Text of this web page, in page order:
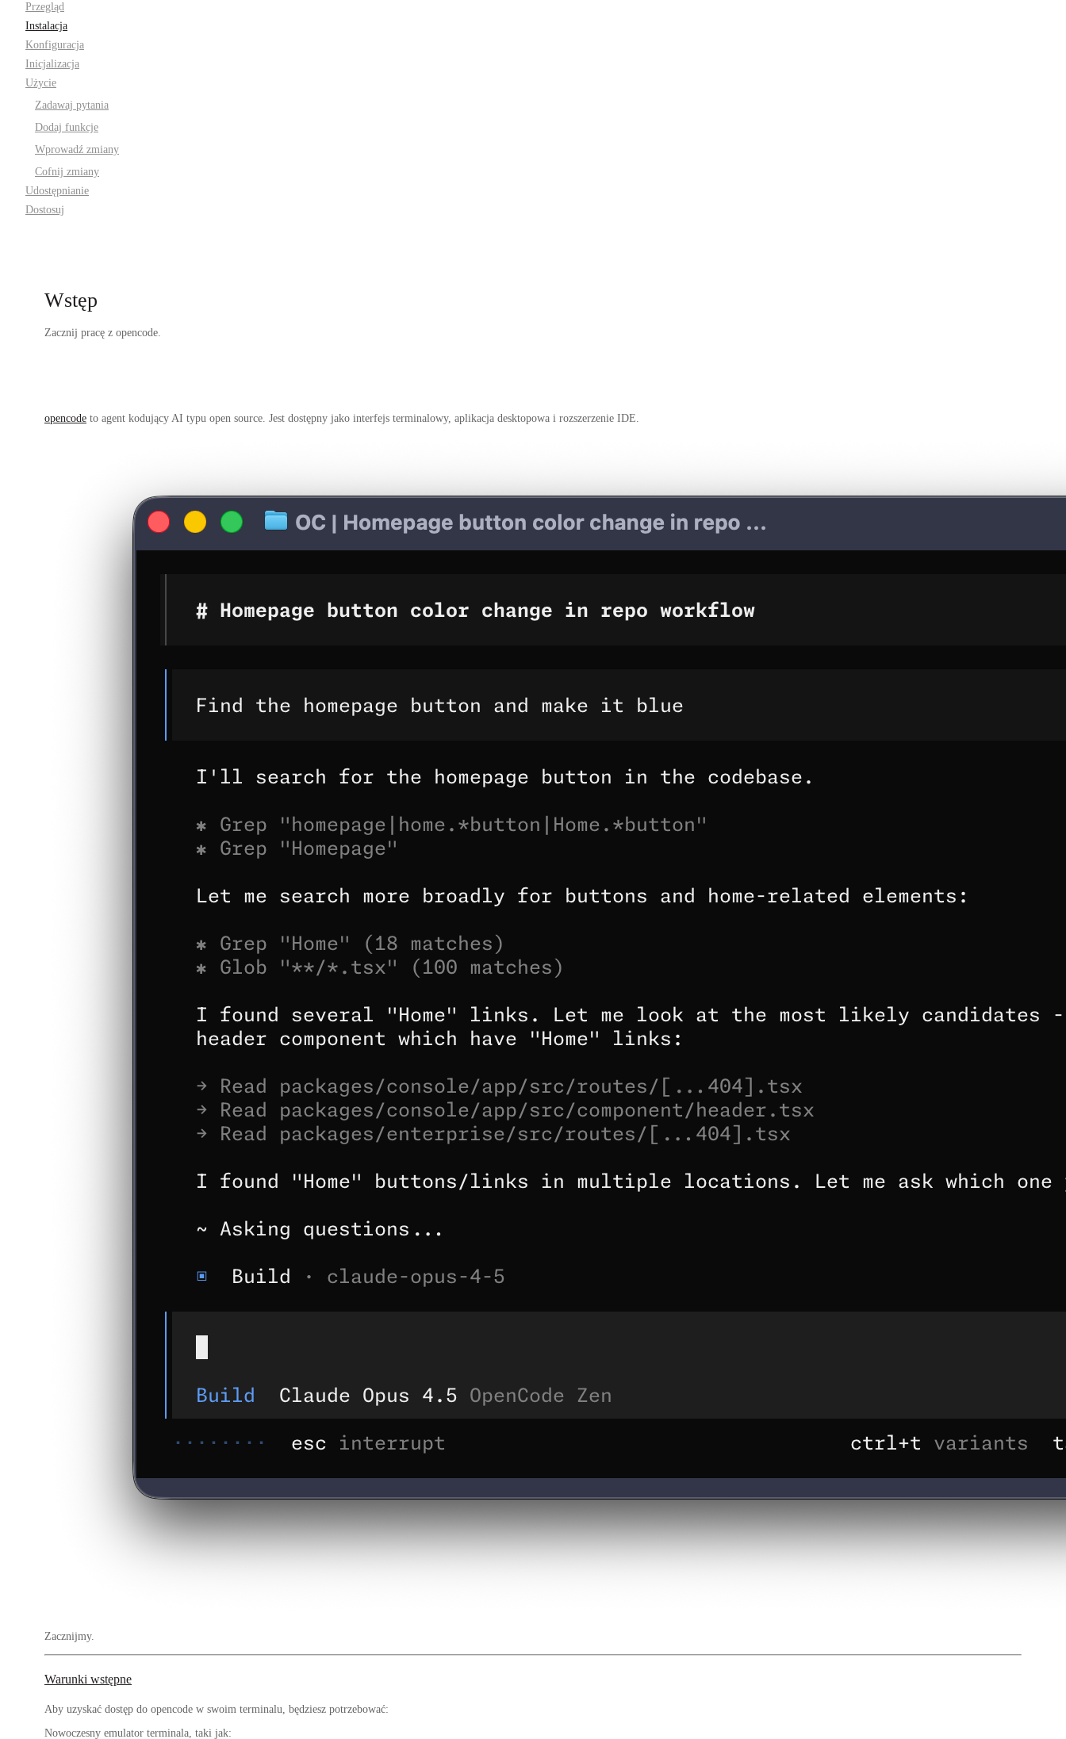
Przegląd
Instalacja
Konfiguracja
Inicjalizacja
Użycie
Zadawaj pytania
Dodaj funkcje
Wprowadź zmiany
Cofnij zmiany
Udostępnianie
Dostosuj
Wstęp
Zacznij pracę z opencode.
opencode to agent kodujący AI typu open source. Jest dostępny jako interfejs terminalowy, aplikacja desktopowa i rozszerzenie IDE.
Zacznijmy.
Warunki wstępne
Aby uzyskać dostęp do opencode w swoim terminalu, będziesz potrzebować:
Nowoczesny emulator terminala, taki jak: